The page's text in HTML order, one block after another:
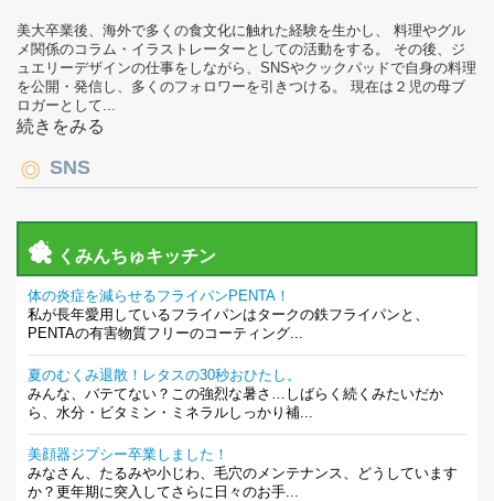
美大卒業後、海外で多くの食文化に触れた経験を生かし、 料理やグル
メ関係のコラム・イラストレーターとしての活動をする。 その後、ジ
ュエリーデザインの仕事をしながら、SNSやクックパッドで自身の料理
を公開・発信し、多くのフォロワーを引きつける。 現在は２児の母ブ
ロガーとして...
続きをみる
SNS
くみんちゅキッチン
体の炎症を減らせるフライパンPENTA！
私が長年愛用しているフライパンはタークの鉄フライパンと、
PENTAの有害物質フリーのコーティング...
夏のむくみ退散！レタスの30秒おひたし。
みんな、バテてない？この強烈な暑さ…しばらく続くみたいだか
ら、水分・ビタミン・ミネラルしっかり補...
美顔器ジプシー卒業しました！
みなさん、たるみや小じわ、毛穴のメンテナンス、どうしています
か？更年期に突入してさらに日々のお手...